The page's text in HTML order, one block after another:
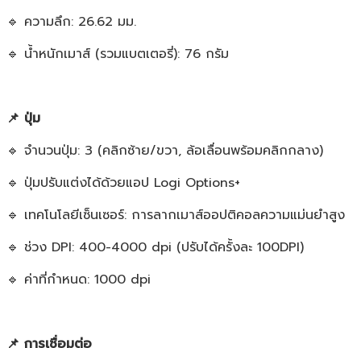
🔹 ความลึก: 26.62 มม.
🔹 น้ำหนักเมาส์ (รวมแบตเตอรี่): 76 กรัม
📌 ปุ่ม
🔹 จำนวนปุ่ม: 3 (คลิกซ้าย/ขวา, ล้อเลื่อนพร้อมคลิกกลาง)
🔹 ปุ่มปรับแต่งได้ด้วยแอป Logi Options+
🔹 เทคโนโลยีเซ็นเซอร์: การลากเมาส์ออปติคอลความแม่นยำสูง
🔹 ช่วง DPI: 400-4000 dpi (ปรับได้ครั้งละ 100DPI)
🔹 ค่าที่กำหนด: 1000 dpi
📌 การเชื่อมต่อ